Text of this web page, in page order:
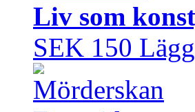
Liv som
SEK 150